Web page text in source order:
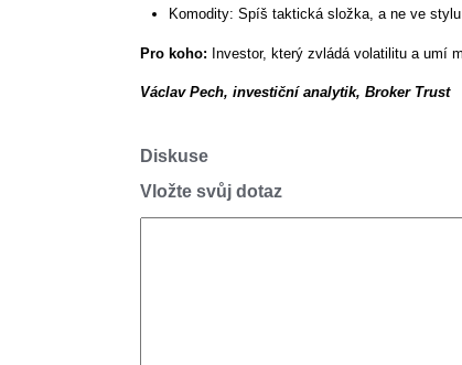
Komodity: Spíš taktická složka, a ne ve stylu
Pro koho: Investor, který zvládá volatilitu a umí
Václav Pech, investiční analytik, Broker Trust
Diskuse
Vložte svůj dotaz